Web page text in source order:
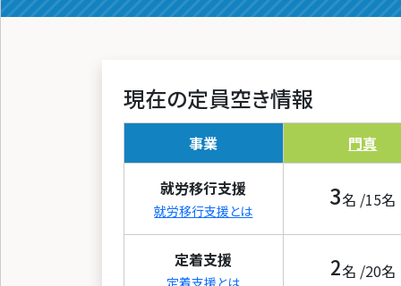
現在の定員空き情報
事業
就労移行支援
就労移行支援とは
定着支援
門真
3名 /15名
2名 /20名